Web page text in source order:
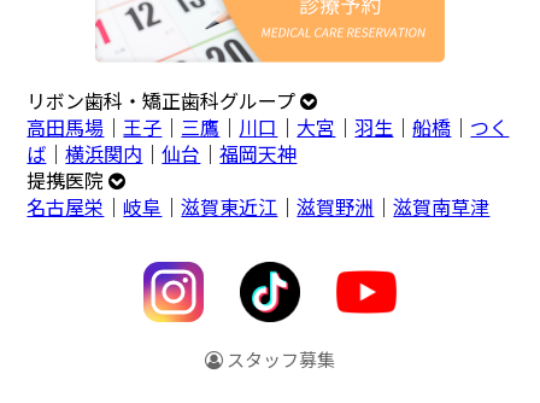
リボン歯科・矯正歯科グループ
高田馬場 ｜王子 ｜ 三鷹 ｜ 川口 ｜ 大宮 ｜羽生 ｜船橋 ｜ つく
ば ｜横浜関内 ｜仙台 ｜福岡天神
提携医院
名古屋栄 ｜岐阜 ｜滋賀東近江 ｜滋賀野洲 ｜滋賀南草津
スタッフ募集